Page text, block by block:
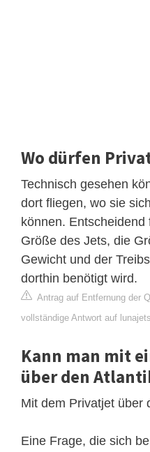
Wo dürfen
Technisch gesehen
dort fliegen, wo sie
können.
Größe des Jets, die
Gewicht und der
dorthin benötigt wird.
Antrag auf Entfernung der
vollständige Antwort auf
Kann man mit
über den
Mit dem Privatjet über
Eine Frage, die sich